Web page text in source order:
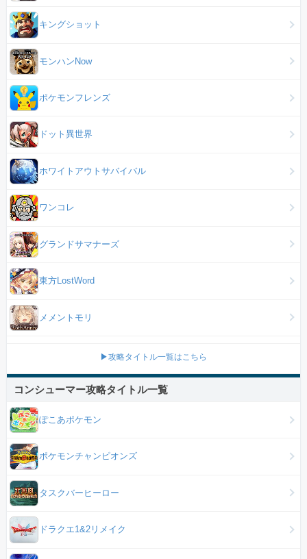
キングショット
モンハンNow
ポケモンフレンズ
ドット異世界
ホワイトアウトサバイバル
ワンコレ
グランドサマナーズ
東方LostWord
メメントモリ
▶攻略タイトル一覧はこちら
コンシューマー攻略タイトル一覧
ぽこあポケモン
ポケモンチャンピオンズ
タスクバーヒーロー
ドラクエ1&2リメイク